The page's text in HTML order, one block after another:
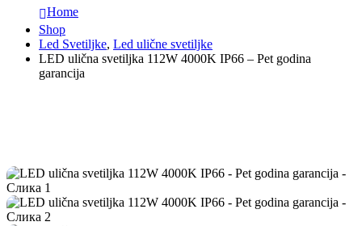
Home
Shop
Led Svetiljke, Led ulične svetiljke
LED ulična svetiljka 112W 4000K IP66 – Pet godina
garancija